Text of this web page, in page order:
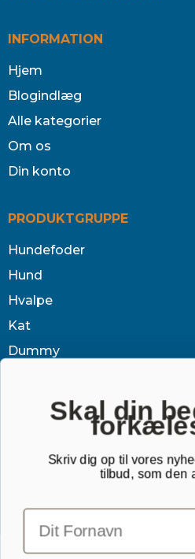
INFORMATION
Hjem
Blogindlæg
Alle kategorier
Om os
Din konto
PRODUKTGRUPPE
Hundefoder
Hund
Hvalpe
Kat
Dummy
Tøj & jagt
Sovetid
TILMELD
Skal din
Skriv dig op til vores
tilbud, som den